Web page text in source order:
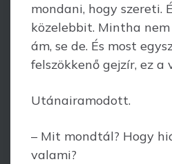
mondani, hogy szereti.
közelebbit. Mintha
ám, se de. És most
felszökkenő gejzír, ez a
Utánairamodott.
– Mit mondtál? Hogy
valami?